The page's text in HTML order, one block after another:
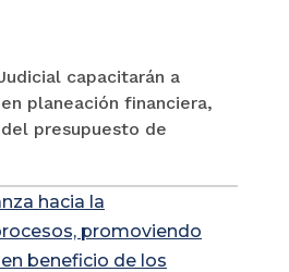
capacitarán a
planeación financiera,
presupuesto de
hacia la
promoviendo
beneficio de los